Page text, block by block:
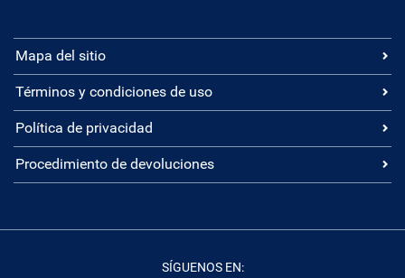
Mapa del sitio
Términos y condiciones de uso
Política de privacidad
Procedimiento de devoluciones
SÍGUENOS EN: